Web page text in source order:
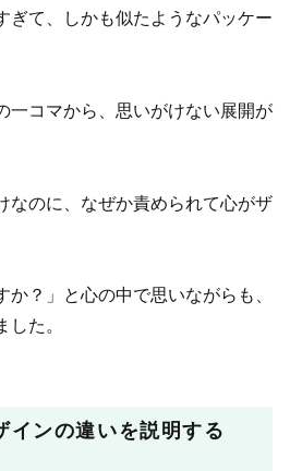
ぎて、しかも似たようなパッケー
一コマから、思いがけない展開が
なのに、なぜか責められて心がザ
か？」と心の中で思いながらも、
た。
インの違いを説明する